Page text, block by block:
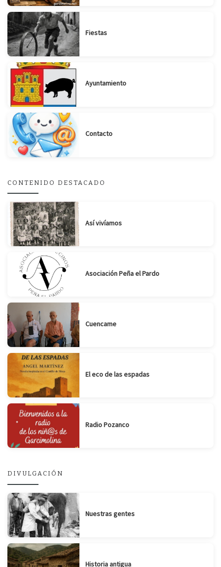
Fiestas
Ayuntamiento
Contacto
CONTENIDO DESTACADO
Así vivíamos
Asociación Peña el Pardo
Cuencame
El eco de las espadas
Radio Pozanco
DIVULGACIÓN
Nuestras gentes
Historia antigua